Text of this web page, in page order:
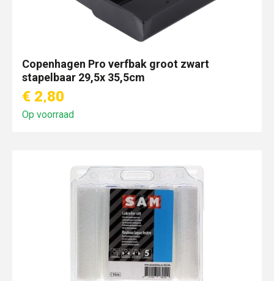
Copenhagen Pro verfbak groot zwart
stapelbaar 29,5x 35,5cm
€ 2,80
Op voorraad